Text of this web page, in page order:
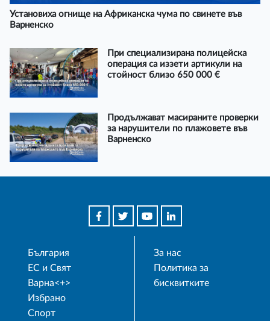
Установиха огнище на Африканска чума по свинете във
Варненско
При специализирана полицейска
операция са иззети артикули на
стойност близо 650 000 €
Продължават масираните проверки
за нарушители по плажовете във
Варненско
България
ЕС и Свят
Варна<+>
Избрано
Спорт
За нас
Политика за
бисквитките